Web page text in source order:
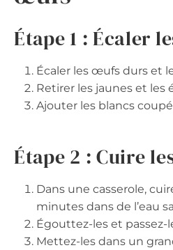
Étape 1 : Écaler
Écaler les œufs durs et
Retirer les jaunes et les
Ajouter les blancs
Étape 2 : Cuire
Dans une casserole,
minutes dans de l’eau
Égouttez-les et passez-
Mettez-les dans un